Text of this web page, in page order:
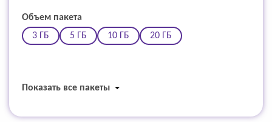
Объем пакета
3 ГБ
5 ГБ 10 ГБ 20 ГБ
Показать все пакеты